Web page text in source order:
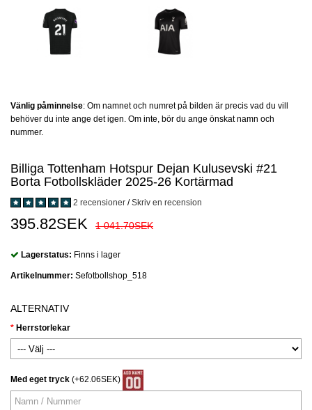
Vänlig påminnelse: Om namnet och numret på bilden är precis vad du vill
behöver du inte ange det igen. Om inte, bör du ange önskat namn och
nummer.
Billiga Tottenham Hotspur Dejan Kulusevski #21
Borta Fotbollskläder 2025-26 Kortärmad
2 recensioner /Skriv en recension
395.82SEK 1 041.70SEK
Lagerstatus: Finns i lager
Artikelnummer: Sefotbollshop_518
ALTERNATIV
Herrstorlekar
Med eget tryck (+62.06SEK)